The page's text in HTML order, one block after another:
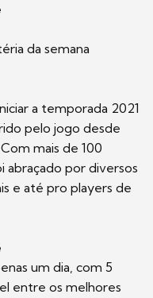
da semana
a temporada 2021
pelo jogo desde
mais de 100
abraçado por diversos
e até pro players de
um dia, com 5
entre os melhores